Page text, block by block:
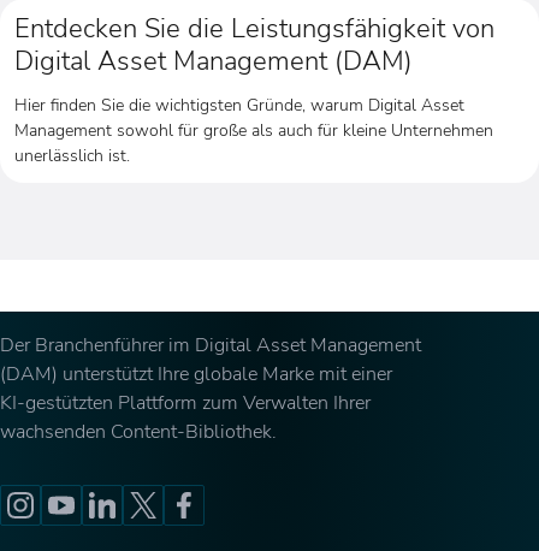
Entdecken Sie die Leistungsfähigkeit von
Digital Asset Management (DAM)
Hier finden Sie die wichtigsten Gründe, warum Digital Asset
Management sowohl für große als auch für kleine Unternehmen
unerlässlich ist.
Der Branchenführer im Digital Asset Management
(DAM) unterstützt Ihre globale Marke mit einer
KI-gestützten Plattform zum Verwalten Ihrer
wachsenden Content-Bibliothek.